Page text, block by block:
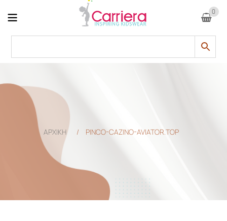
0
ΑΡΧΙΚΗ / PINCO-CAZINO-AVIATOR.TOP